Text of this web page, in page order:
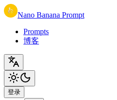
Nano Banana Prompt
Prompts
博客
登录